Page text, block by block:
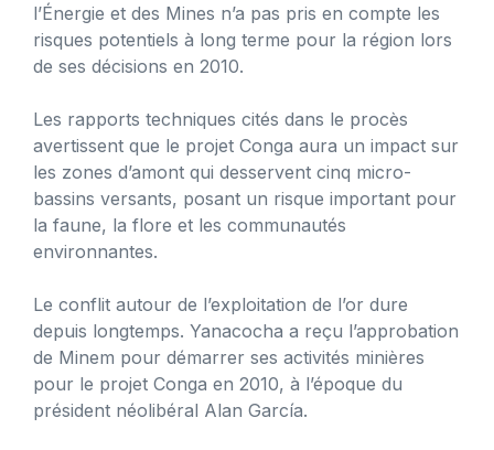
l’Énergie et des Mines n’a pas pris en compte les
risques potentiels à long terme pour la région lors
de ses décisions en 2010.
Les rapports techniques cités dans le procès
avertissent que le projet Conga aura un impact sur
les zones d’amont qui desservent cinq micro-
bassins versants, posant un risque important pour
la faune, la flore et les communautés
environnantes.
Le conflit autour de l’exploitation de l’or dure
depuis longtemps. Yanacocha a reçu l’approbation
de Minem pour démarrer ses activités minières
pour le projet Conga en 2010, à l’époque du
président néolibéral Alan García.